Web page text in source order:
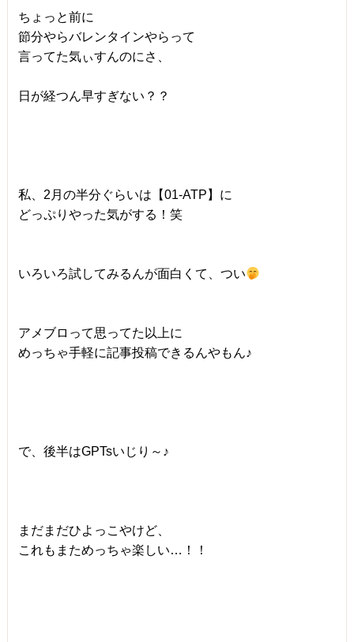
ちょっと前に
節分やらバレンタインやらって
言ってた気ぃすんのにさ、
日が経つん早すぎない？？
私、2月の半分ぐらいは【01-ATP】に
どっぷりやった気がする！笑
いろいろ試してみるんが面白くて、つい
アメブロって思ってた以上に
めっちゃ手軽に記事投稿できるんやもん♪
で、後半はGPTsいじり～♪
まだまだひよっこやけど、
これもまためっちゃ楽しい…！！